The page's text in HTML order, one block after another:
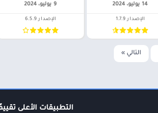
14 يوليو، 2024
الإصدار 1.7.9
9 يوليو، 2024
الإصدار 6.5.9
التالي »
التطبيقات الأعلى